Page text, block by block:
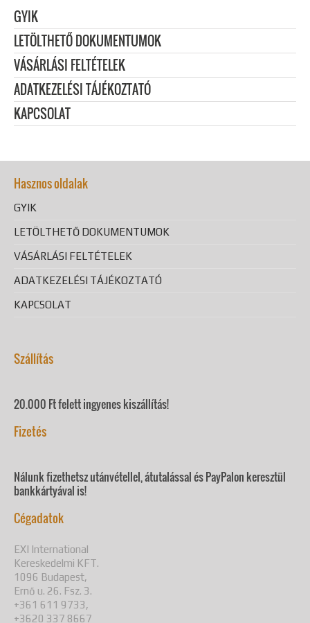
GYIK
LETÖLTHETŐ DOKUMENTUMOK
VÁSÁRLÁSI FELTÉTELEK
ADATKEZELÉSI TÁJÉKOZTATÓ
KAPCSOLAT
Hasznos oldalak
GYIK
LETÖLTHETŐ DOKUMENTUMOK
VÁSÁRLÁSI FELTÉTELEK
ADATKEZELÉSI TÁJÉKOZTATÓ
KAPCSOLAT
Szállítás
20.000 Ft felett ingyenes kiszállítás!
Fizetés
Nálunk fizethetsz utánvétellel, átutalással és PayPalon keresztül
bankkártyával is!
Cégadatok
EXI International
Kereskedelmi KFT.
1096 Budapest,
Ernő u. 26. Fsz. 3.
+361 611 9733,
+3620 337 8667